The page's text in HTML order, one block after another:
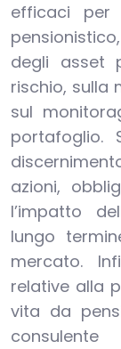
efficaci per
degli asset
rischio, sulla
sul
portafoglio.
azioni,
l’impatto
lungo
mercato.
relative alla
vita da